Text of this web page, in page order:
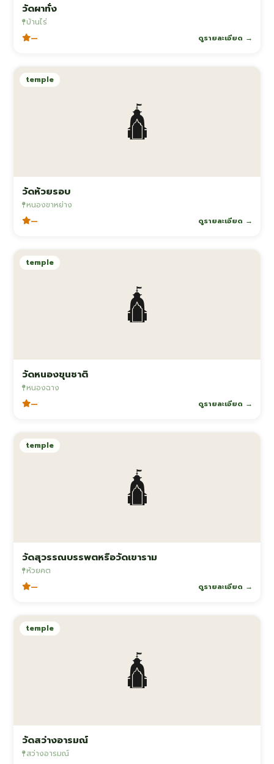
วัดผาทั่ง
บ้านไร่
— ดูรายละเอียด →
🛕
temple
วัดห้วยรอบ
หนองขาหย่าง
— ดูรายละเอียด →
🛕
temple
วัดหนองขุนชาติ
หนองฉาง
— ดูรายละเอียด →
🛕
temple
วัดสุวรรณบรรพตหรือวัดเขาราม
ห้วยคต
— ดูรายละเอียด →
🛕
temple
วัดสว่างอารมณ์
สว่างอารมณ์